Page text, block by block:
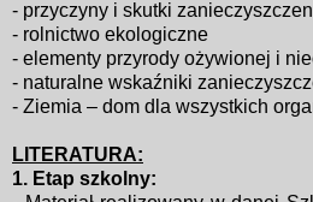
- przyczyny i skutki
- rolnictwo ekologiczne
- elementy przyrody ożywionej i
- naturalne wskaźniki
- Ziemia – dom dla wszystkich
LITERATURA:
1. Etap szkolny: